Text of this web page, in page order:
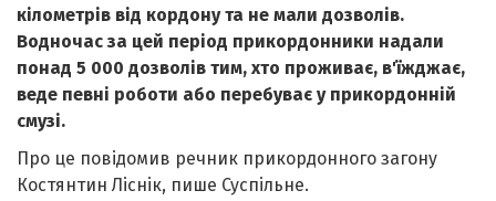
кілометрів від кордону та не мали дозволів.
Водночас за цей період прикордонники надали
понад 5 000 дозволів тим, хто проживає, в'їжджає,
веде певні роботи або перебуває у прикордонній
смузі.
Про це повідомив речник прикордонного загону
Костянтин Ліснік, пише Суспільне.